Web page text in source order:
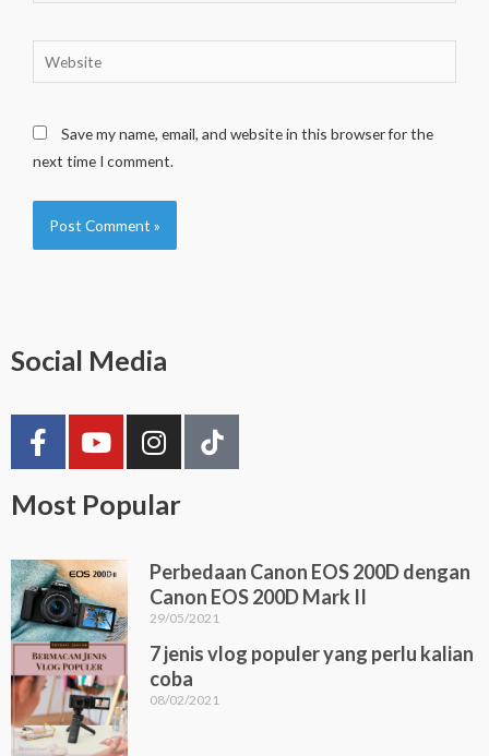
Website
Save my name, email, and website in this browser for the
next time I comment.
Social Media
F
a
e
o
o
k
-
f
Y
o
t
b
e
I
n
t
g
r
a
m
Most Popular
Perbedaan Canon EOS 200D dengan
Canon EOS 200D Mark II
29/05/2021
7 jenis vlog populer yang perlu kalian
coba
08/02/2021